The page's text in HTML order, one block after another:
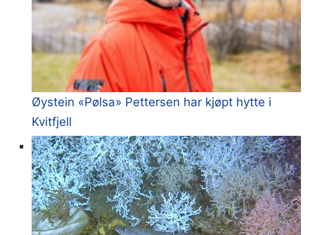
Øystein «Pølsa» Pettersen har kjøpt hytte i
Kvitfjell